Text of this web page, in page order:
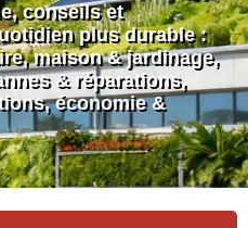
conseils et
plus durable :
maison & jardinage,
& réparations,
économie &